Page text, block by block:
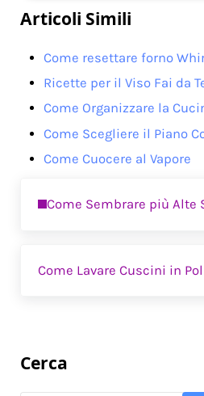
Articoli Simili
Come resettare forno
Ricette per il Viso Fai da
Come Organizzare la
Come Scegliere il Piano
Come Cuocere al Vapore
Come Sembrare più Alte
Come Lavare Cuscini in
Sidebar
Cerca